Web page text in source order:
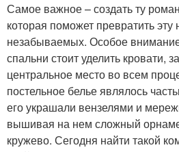
Самое важное – создать ту
которая поможет превратить
незабываемых. Особое
спальни стоит уделить кровати,
центральное место во всем
постельное белье являлось
его украшали вензелями и
вышивая на нем сложный
кружево. Сегодня найти такой